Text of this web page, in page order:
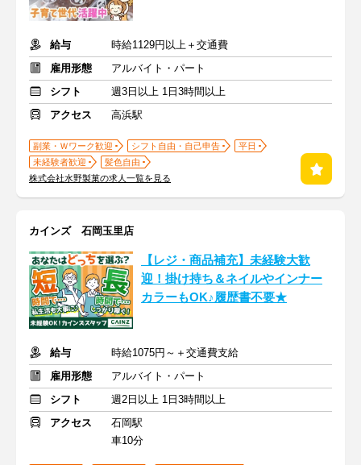
給与
時給1129円以上＋交通費
雇用形態
アルバイト・パート
シフト
週3日以上 1日3時間以上
アクセス
高浜駅
副業・Ｗワーク歓迎 シフト自由・自己申告
平日
未経験者歓迎
髪色自由
株式会社水野製菓の求人一覧を見る
カインズ 石岡玉里店
【レジ・商品補充】未経験大歓
迎！掛け持ち＆ネイルやインナー
カラーもOK♪履歴書不要★
給与
時給1075円～＋交通費支給
雇用形態
アルバイト・パート
シフト
週2日以上 1日3時間以上
アクセス
石岡駅
車10分